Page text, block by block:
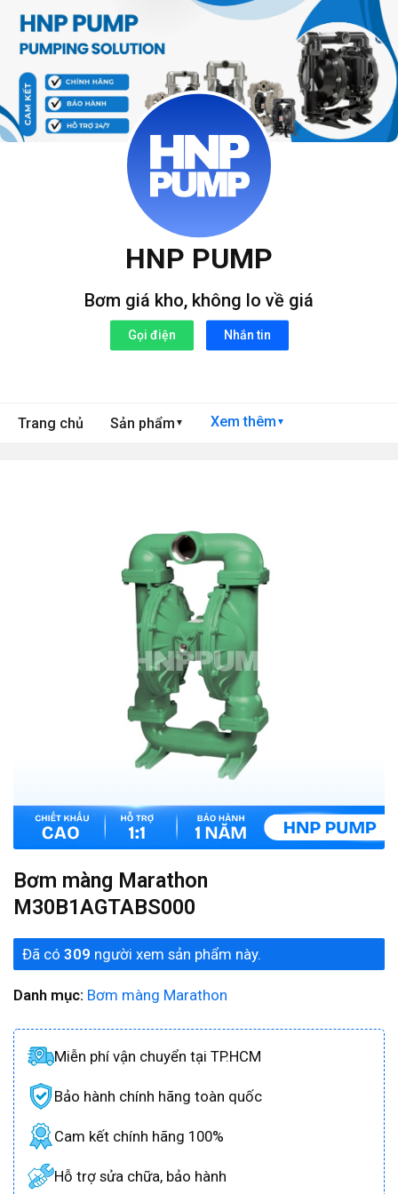
qua
dung
HNP PUMP
Bơm giá kho, không lo về giá
Gọi điện Nhắn tin
Trang chủ Sản phẩm ▼ Xem thêm ▼
Bơm màng Marathon
M30B1AGTABS000
Đã có 309 người xem sản phẩm này.
Danh mục: Bơm màng Marathon
Miễn phí vận chuyển tại TP.HCM
Bảo hành chính hãng toàn quốc
Cam kết chính hãng 100%
Hỗ trợ sửa chữa, bảo hành